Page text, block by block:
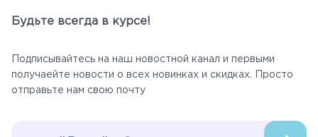
Будьте всегда в курсе!
Подписывайтесь на наш новостной канал и первыми
получаейте новости о всех новинках и скидках. Просто
отправьте нам свою почту